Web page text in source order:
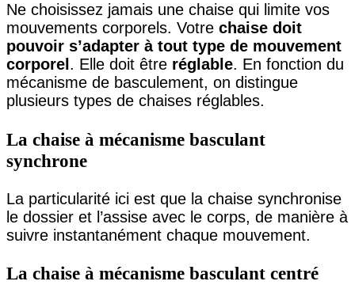
Ne choisissez jamais une chaise qui limite vos
mouvements corporels. Votre chaise doit
pouvoir s’adapter à tout type de mouvement
corporel . Elle doit être réglable. En fonction du
mécanisme de basculement, on distingue
plusieurs types de chaises réglables.
La chaise à mécanisme basculant
synchrone
La particularité ici est que la chaise synchronise
le dossier et l’assise avec le corps, de manière à
suivre instantanément chaque mouvement.
La chaise à mécanisme basculant centré